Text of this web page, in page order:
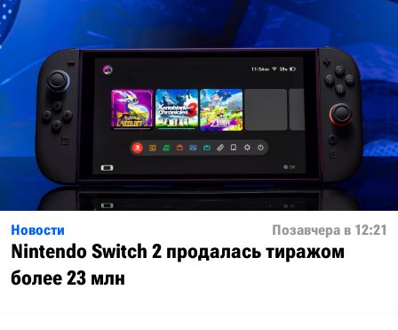
Новости Позавчера в 12:21
Nintendo Switch 2 продалась тиражом
более 23 млн